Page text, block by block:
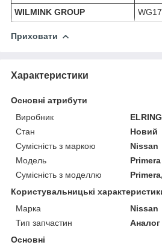
WILMINK GROUP
Приховати
Характеристики
Основні атрибути
Виробник
ELRING
Стан
Новий
Сумісність з маркою
Nissan
Модель
Primera
Сумісність з моделлю
Користувальницькі
Марка
Nissan
Тип запчастин
Аналог
Основні